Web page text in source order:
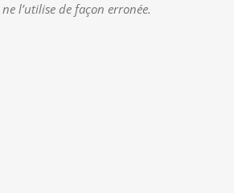
l’utilise de façon erronée.